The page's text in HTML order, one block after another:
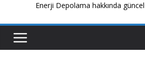
Enerji Depolama hakkında